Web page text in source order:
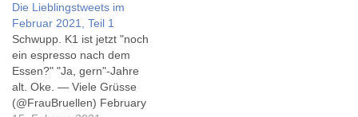
ich. Auch wenn stellenweise
ganz witzige Antworten auf
Twitter gepostet wurden, ist
das eher ein…
Die Lieblingstweets im
Februar 2021, Teil 1
Schwupp. K1 ist jetzt "noch
ein espresso nach dem
Essen?" "Ja, gern"-Jahre
alt. Oke. — Viele Grüsse
(@FrauBruellen) February